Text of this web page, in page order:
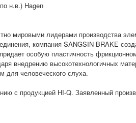
н.в.) Hagen
мировыми лидерами производства
компания SANGSIN BRAKE
особую пластичность
внедрению высокотехнологичных
для человеческого слуха.
с продукцией HI-Q. Заявленный